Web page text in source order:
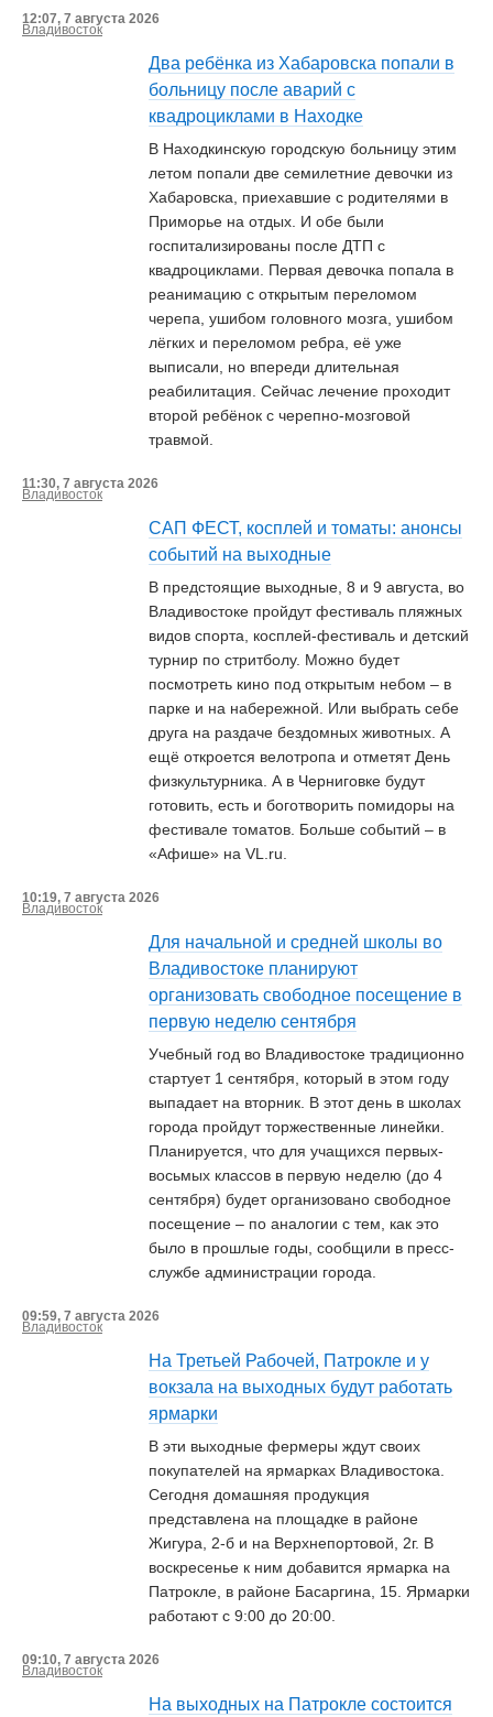
12:07, 7 августа 2026
Владивосток
Два ребёнка из Хабаровска попали в
больницу после аварий с
квадроциклами в Находке
В Находкинскую городскую больницу этим
летом попали две семилетние девочки из
Хабаровска, приехавшие с родителями в
Приморье на отдых. И обе были
госпитализированы после ДТП с
квадроциклами. Первая девочка попала в
реанимацию с открытым переломом
черепа, ушибом головного мозга, ушибом
лёгких и переломом ребра, её уже
выписали, но впереди длительная
реабилитация. Сейчас лечение проходит
второй ребёнок с черепно-мозговой
травмой.
11:30, 7 августа 2026
Владивосток
САП ФЕСТ, косплей и томаты: анонсы
событий на выходные
В предстоящие выходные, 8 и 9 августа, во
Владивостоке пройдут фестиваль пляжных
видов спорта, косплей-фестиваль и детский
турнир по стритболу. Можно будет
посмотреть кино под открытым небом – в
парке и на набережной. Или выбрать себе
друга на раздаче бездомных животных. А
ещё откроется велотропа и отметят День
физкультурника. А в Черниговке будут
готовить, есть и боготворить помидоры на
фестивале томатов. Больше событий – в
«Афише» на VL.ru.
10:19, 7 августа 2026
Владивосток
Для начальной и средней школы во
Владивостоке планируют
организовать свободное посещение в
первую неделю сентября
Учебный год во Владивостоке традиционно
стартует 1 сентября, который в этом году
выпадает на вторник. В этот день в школах
города пройдут торжественные линейки.
Планируется, что для учащихся первых-
восьмых классов в первую неделю (до 4
сентября) будет организовано свободное
посещение – по аналогии с тем, как это
было в прошлые годы, сообщили в пресс-
службе администрации города.
09:59, 7 августа 2026
Владивосток
На Третьей Рабочей, Патрокле и у
вокзала на выходных будут работать
ярмарки
В эти выходные фермеры ждут своих
покупателей на ярмарках Владивостока.
Сегодня домашняя продукция
представлена на площадке в районе
Жигура, 2-б и на Верхнепортовой, 2г. В
воскресенье к ним добавится ярмарка на
Патрокле, в районе Басаргина, 15. Ярмарки
работают с 9:00 до 20:00.
09:10, 7 августа 2026
Владивосток
На выходных на Патрокле состоится